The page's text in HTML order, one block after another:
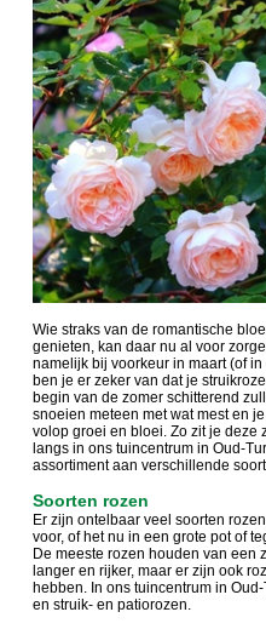
Wie straks van de romantische
genieten, kan daar nu al voor
namelijk bij voorkeur in maart (of
ben je er zeker van dat je
begin van de zomer schitterend
snoeien meteen met wat mest en
volop groei en bloei. Zo zit je deze
langs in ons tuincentrum in Oud-
assortiment aan verschillende
Soorten rozen
Er zijn ontelbaar veel soorten
voor, of het nu in een grote pot of
De meeste rozen houden van
langer en rijker, maar er zijn ook
hebben. In ons tuincentrum in
en struik- en patiorozen.